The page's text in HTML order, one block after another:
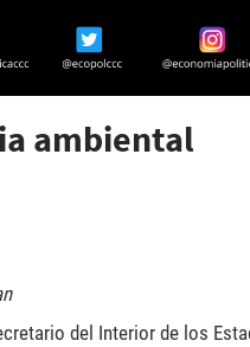
ambiental
del Interior de los